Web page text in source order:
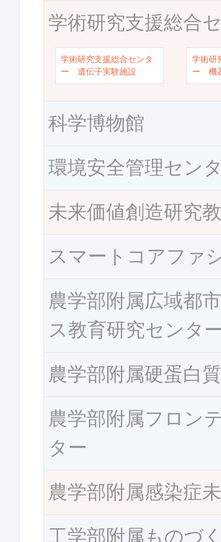
学術研究支援総合
学術研究支援総合センタ
ー 遺伝子実験施設
学術研
ー 機
科学博物館
環境安全管理セン
未来価値創造研究
スマートコアファ
農学部附属広域都
ス教育研究センタ
農学部附属硬蛋白
農学部附属フロン
ター
農学部附属感染症
工学部附属ものづ